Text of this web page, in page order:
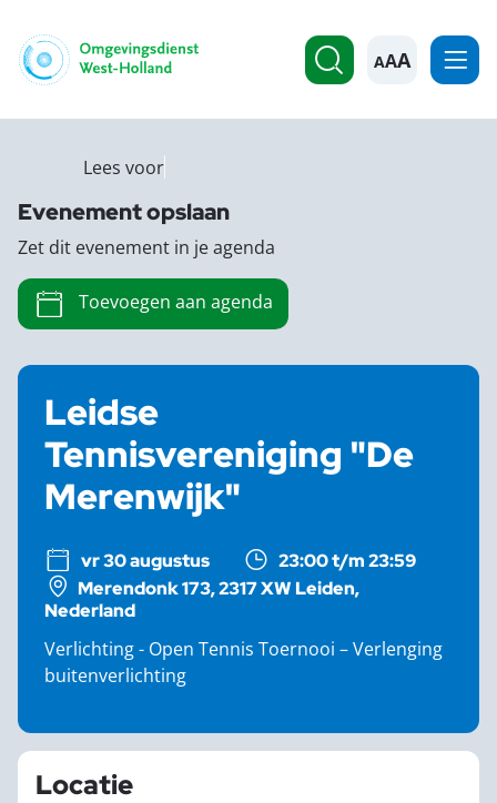
A
Leidse
Tennisvereniging "De
Merenwijk"
vr 30 augustus
23:00 t/m 23:59
Merendonk 173, 2317 XW Leiden,
Nederland
Verlichting - Open Tennis Toernooi – Verlenging
buitenverlichting
Locatie
Lees voor
Evenement opslaan
Zet dit evenement in je agenda
Toevoegen aan agenda